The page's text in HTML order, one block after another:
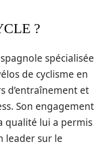
?
spécialisée
de cyclisme en
d’entraînement et
Son engagement
qualité lui a permis
leader sur le